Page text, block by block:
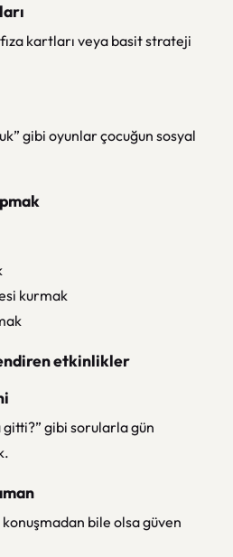
kartları veya basit strateji
gibi oyunlar çocuğun sosyal
kurmak
etkinlikler
gitti?” gibi sorularla gün
bile olsa güven